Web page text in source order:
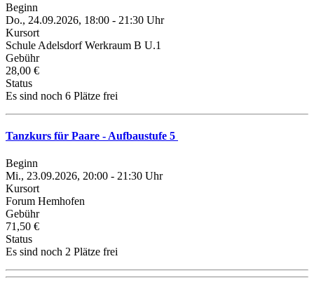
Beginn
Do., 24.09.2026, 18:00 - 21:30 Uhr
Kursort
Schule Adelsdorf Werkraum B U.1
Gebühr
28,00 €
Status
Es sind noch 6 Plätze frei
Tanzkurs für Paare - Aufbaustufe 5
Beginn
Mi., 23.09.2026, 20:00 - 21:30 Uhr
Kursort
Forum Hemhofen
Gebühr
71,50 €
Status
Es sind noch 2 Plätze frei